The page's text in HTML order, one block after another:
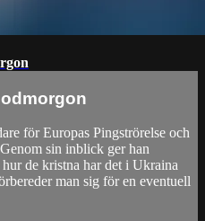
för Europas Pingströrelse och
sin inblick ger han
de kristna har det i Ukraina
man sig för en eventuell